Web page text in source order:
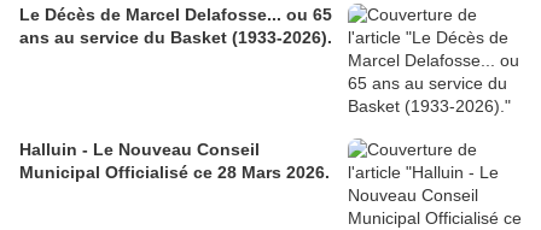
Le Décès de Marcel Delafosse... ou 65
ans au service du Basket (1933-2026).
Halluin - Le Nouveau Conseil
Municipal Officialisé ce 28 Mars 2026.